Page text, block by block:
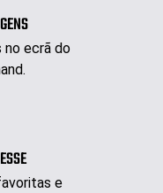
no ecrã do
e